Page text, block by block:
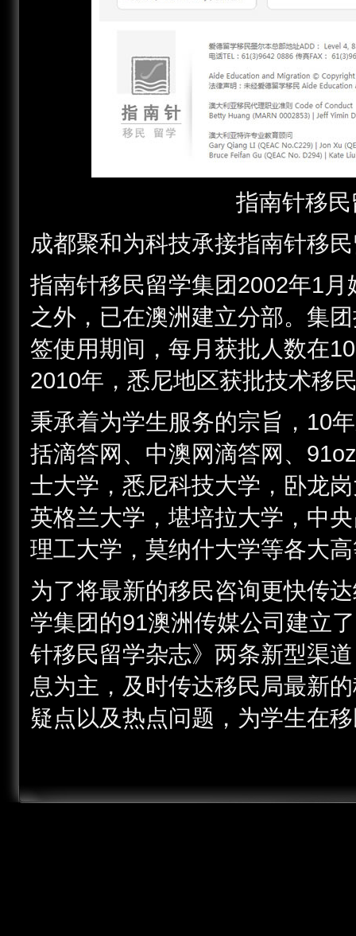
指南针移
成都聚和为科技承接指南针移
指南针移民留学集团2002年1
之外，已在澳洲建立分部。集
签使用期间，每月获批人数在
2010年，悉尼地区获批技术移
秉承着为学生服务的宗旨，10
括滴答网、中澳网滴答网、
士大学，悉尼科技大学，卧龙
英格兰大学，堪培拉大学，中
理工大学，莫纳什大学等各大
为了将最新的移民咨询更快传
学集团的91澳洲传媒公司建立
针移民留学杂志》两条新型渠
息为主，及时传达移民局最新
疑点以及热点问题，为学生在